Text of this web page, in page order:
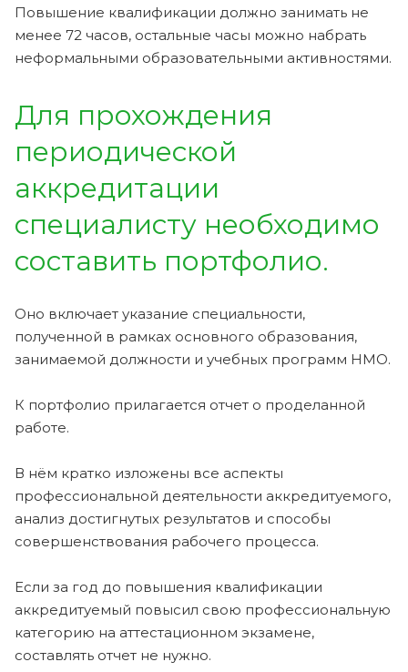
Повышение квалификации должно занимать не
менее 72 часов, остальные часы можно набрать
неформальными образовательными активностями.
Для прохождения
периодической
аккредитации
специалисту необходимо
составить портфолио.
Оно включает указание специальности,
полученной в рамках основного образования,
занимаемой должности и учебных программ НМО.
К портфолио прилагается отчет о проделанной
работе.
В нём кратко изложены все аспекты
профессиональной деятельности аккредитуемого,
анализ достигнутых результатов и способы
совершенствования рабочего процесса.
Если за год до повышения квалификации
аккредитуемый повысил свою профессиональную
категорию на аттестационном экзамене,
составлять отчет не нужно.